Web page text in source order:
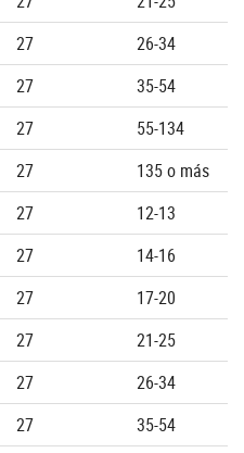
27
26-34
27
35-54
27
55-134
27
135 o más
27
12-13
27
14-16
27
17-20
27
21-25
27
26-34
27
35-54